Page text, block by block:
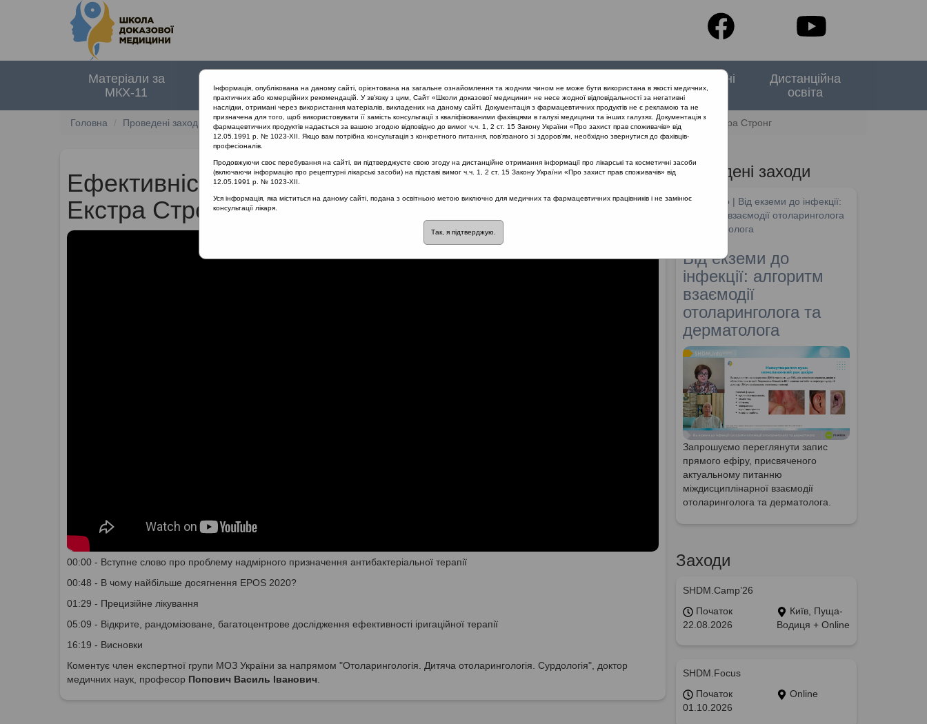
Матеріали за
МКХ-11
документи
заходи
проекту
Спеціальні
випуски
Дистанційна
освіта
Головна Проведені заходи Сучасні методи лікування гострих захворювань ЛОР-органів Ефективність іригаційної терапії Аква Маріс Екстра Стронг
Ефективність іригаційної терапії Аква Маріс
Екстра Стронг
00:00 - Вступне слово про проблему надмірного призначення антибактеріальної терапії
00:48 - В чому найбільше досягнення EPOS 2020?
01:29 - Прецизійне лікування
05:09 - Відкрите, рандомізоване, багатоцентрове дослідження ефективності іригаційної терапії
16:19 - Висновки
Коментує член експертної групи МОЗ України за напрямом "Отоларингологія. Дитяча отоларингологія. Сурдологія", доктор
медичних наук, професор Попович Василь Іванович
Проведені заходи
SHDM.info | Від екземи до інфекції:
алгоритм взаємодії отоларинголога
та дерматолога
Від екземи до
інфекції: алгоритм
взаємодії
отоларинголога та
дерматолога
Запрошуємо переглянути запис
прямого ефіру, присвяченого
актуальному питанню
міждисциплінарної взаємодії
отоларинголога та дерматолога.
Заходи
SHDM.Camp’26
Початок
22.08.2026
Київ, Пуща-
Водиця + Online
SHDM.Focus
Початок
01.10.2026
Online
Інформація, опублікована на даному сайті, орієнтована на загальне ознайомлення та жодним чином не може бути використана в якості медичних,
практичних або комерційних рекомендацій. У зв’язку з цим, Сайт «Школи доказової медицини» не несе жодної відповідальності за негативні
наслідки, отримані через використання матеріалів, викладених на даному сайті. Документація з фармацевтичних продуктів не є рекламою та не
призначена для того, щоб використовувати її замість консультації з кваліфікованими фахівцями в галузі медицини та інших галузях. Документація з
фармацевтичних продуктів надається за вашою згодою відповідно до вимог ч.ч. 1, 2 ст. 15 Закону України «Про захист прав споживачів» від
12.05.1991 р. № 1023-XII. Якщо вам потрібна консультація з конкретного питання, пов’язаного зі здоров’ям, необхідно звернутися до фахівців-
професіоналів.
Продовжуючи своє перебування на сайті, ви підтверджуєте свою згоду на дистанційне отримання інформації про лікарські та косметичні засоби
(включаючи інформацію про рецептурні лікарські засоби) на підставі вимог ч.ч. 1, 2 ст. 15 Закону України «Про захист прав споживачів» від
12.05.1991 р. № 1023-XII.
Уся інформація, яка міститься на даному сайті, подана з освітньою метою виключно для медичних та фармацевтичних працівників і не замінює
консультації лікаря.
Так, я підтверджую.